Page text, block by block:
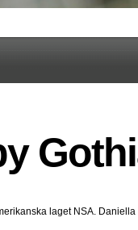
laget NSA.